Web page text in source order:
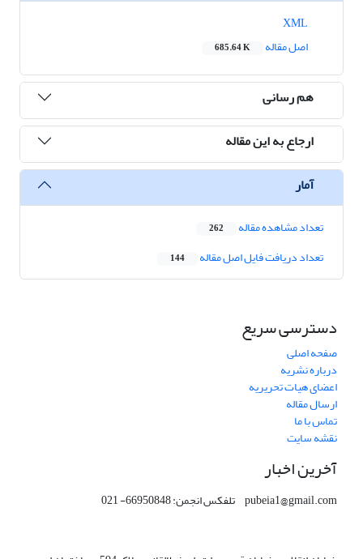
اصل مقاله
685.64 K
هم رسانی
ارجاع به این مقاله
آمار
تعداد مشاهده مقاله 262
تعداد دریافت فایل اصل مقاله 144
دسترسی سریع
صفحه اصلی
درباره نشریه
اعضای هیات تحریریه
ارسال مقاله
تماس با ما
نقشه سایت
آخرین اخبار
pubeia1@gmail.com تلفکس انجمن: 66950848- 021